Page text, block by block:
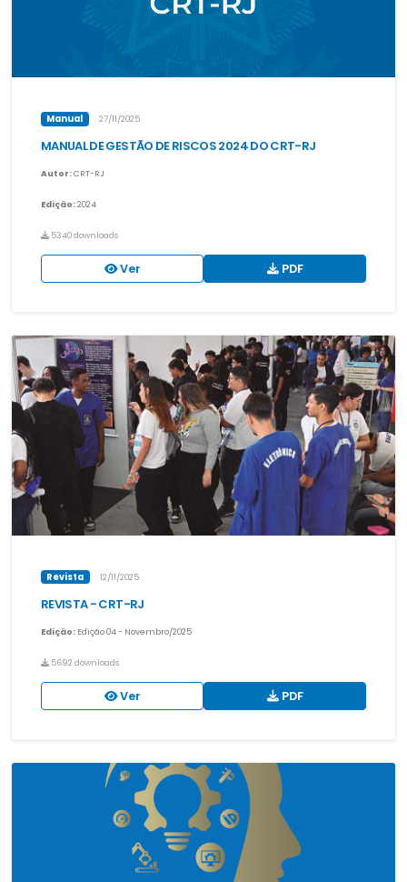
Manual 27/11/2025
MANUAL DE GESTÃO DE RISCOS 2024 DO CRT-RJ
Autor:CRT-RJ
Edição:2024
5340 downloads
Ver PDF
Revista 12/11/2025
REVISTA - CRT-RJ
Edição: Edição 04 - Novembro/2025
5692 downloads
Ver PDF